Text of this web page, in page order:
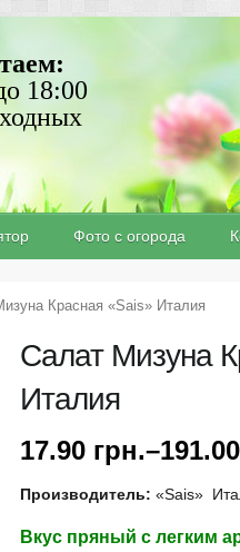
18:00
Фото с огорода
Красная «Sais» Италия
Салат Мизуна
Италия
17.90 грн.–191.00
Производитель:«Sais»
Вкус пряный с легким